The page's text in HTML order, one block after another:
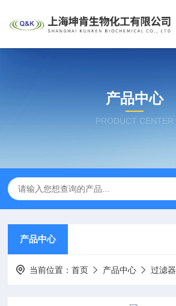
产品中心
PRODUCT CENTER
产品中心
当前位置：首页 产品中心 过滤器